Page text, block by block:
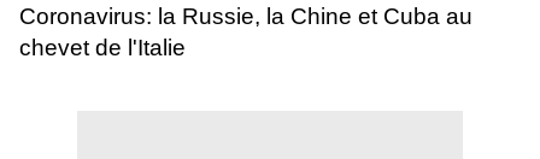
Coronavirus: la Russie, la Chine et Cuba au
chevet de l'Italie